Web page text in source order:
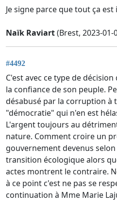
Je signe parce que tout ça
Naïk Raviart(Brest, 2023-01-
#4492
C'est avec ce type de
la confiance de son peuple.
désabusé par la corruption à
"démocratie" qui n'en est
L'argent toujours au
nature. Comment croire un
gouvernement devenus
transition écologique alors
actes montrent le contraire.
à ce point c'est ne pas se
continuation à Mme Marie